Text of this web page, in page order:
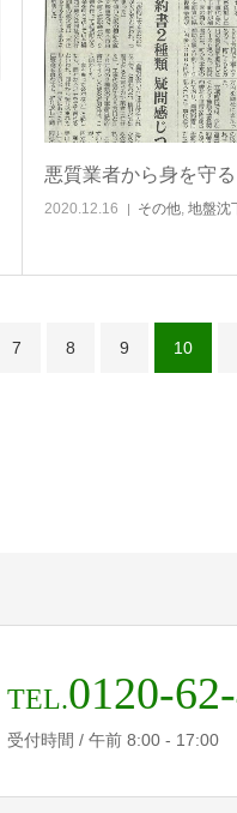
悪質業者から身を守る
2020.12.16 その他 地盤沈
7 8 9 10
TEL.0120-
受付時間 / 午前 8:00 - 17:00